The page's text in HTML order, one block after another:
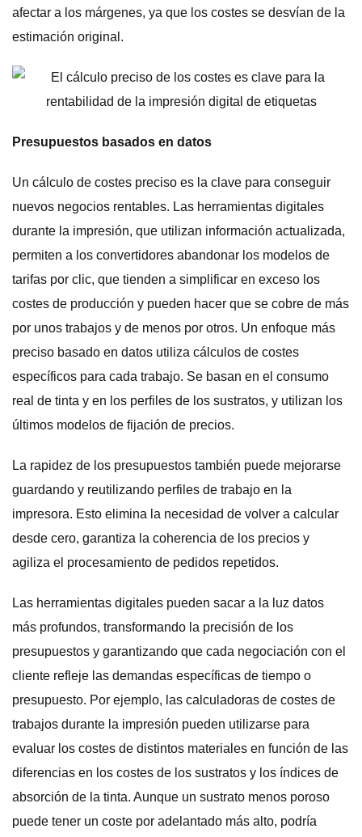
afectar a los márgenes, ya que los costes se desvían de la
estimación original.
Presupuestos basados en datos
Un cálculo de costes preciso es la clave para conseguir
nuevos negocios rentables. Las herramientas digitales
durante la impresión, que utilizan información actualizada,
permiten a los convertidores abandonar los modelos de
tarifas por clic, que tienden a simplificar en exceso los
costes de producción y pueden hacer que se cobre de más
por unos trabajos y de menos por otros. Un enfoque más
preciso basado en datos utiliza cálculos de costes
específicos para cada trabajo. Se basan en el consumo
real de tinta y en los perfiles de los sustratos, y utilizan los
últimos modelos de fijación de precios.
La rapidez de los presupuestos también puede mejorarse
guardando y reutilizando perfiles de trabajo en la
impresora. Esto elimina la necesidad de volver a calcular
desde cero, garantiza la coherencia de los precios y
agiliza el procesamiento de pedidos repetidos.
Las herramientas digitales pueden sacar a la luz datos
más profundos, transformando la precisión de los
presupuestos y garantizando que cada negociación con el
cliente refleje las demandas específicas de tiempo o
presupuesto. Por ejemplo, las calculadoras de costes de
trabajos durante la impresión pueden utilizarse para
evaluar los costes de distintos materiales en función de las
diferencias en los costes de los sustratos y los índices de
absorción de la tinta. Aunque un sustrato menos poroso
puede tener un coste por adelantado más alto, podría